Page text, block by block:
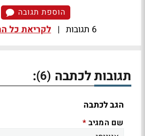
הוספת תגובה
6 תגובות | לקריאת כל
תגובות לכתבה (6)
:
הגב לכתבה
שם המגיב *